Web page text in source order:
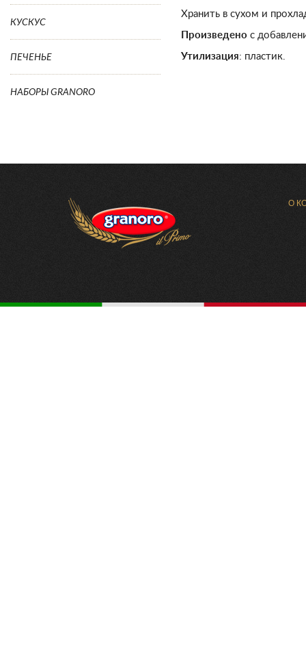
КУСКУС
ПЕЧЕНЬЕ
НАБОРЫ GRANORO
Хранить в сухом и
Произведено с
Утилизация: пластик.
О